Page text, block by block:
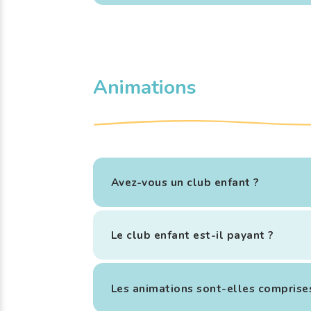
Animations
Avez-vous un club enfant ?
Le club enfant est-il payant ?
Les animations sont-elles